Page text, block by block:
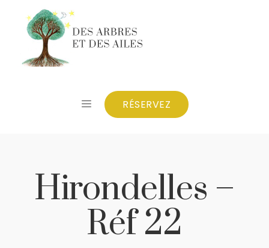
RÉSERVEZ
Hirondelles –
Réf 22